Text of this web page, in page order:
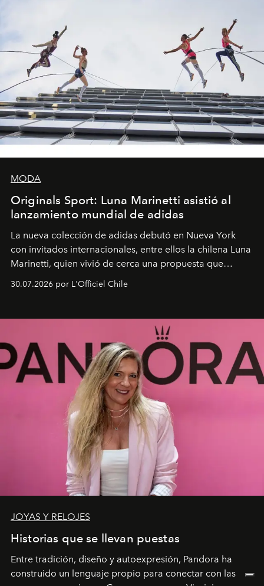
MODA
Originals Sport: Luna Marinetti asistió al
lanzamiento mundial de adidas
La nueva colección de adidas debutó en Nueva York
con invitados internacionales, entre ellos la chilena Luna
Marinetti, quien vivió de cerca una propuesta que
fusiona moda y rendimiento.
30.07.2026 por L'Officiel Chile
JOYAS Y RELOJES
Historias que se llevan puestas
Entre tradición, diseño y autoexpresión, Pandora ha
construido un lenguaje propio para conectar con las